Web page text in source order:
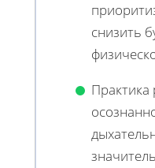
снизить
Практика